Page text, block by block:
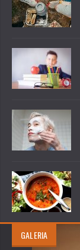
GALERIA